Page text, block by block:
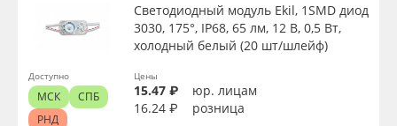
Плёнка монтажная Oratape
Цвет
Светодиодный модуль Ekil, 1SMD диод
3030, 175°, IP68, 65 лм, 12 В, 0,5 Вт,
холодный белый (20 шт/шлейф)
Цены
15.47 ₽
юр. лицам
16.24 ₽
розница
Доступно
МСК
СПБ
РНД